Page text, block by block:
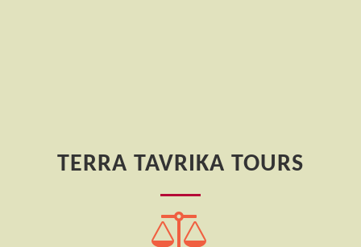
TERRA TAVRIKA TOURS